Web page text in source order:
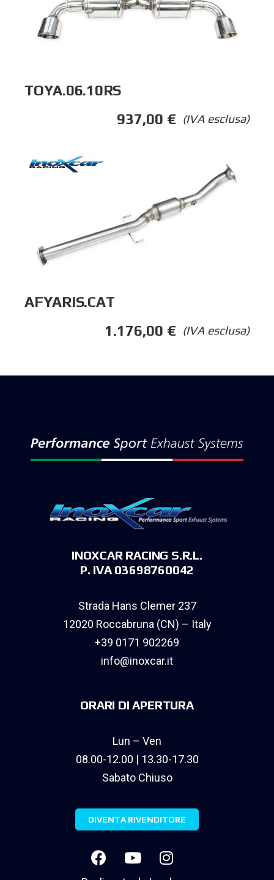
TOYA.06.10RS
(IVA esclusa)
937,00 €
AFYARIS.CAT
(IVA esclusa)
1.176,00 €
INOXCAR RACING S.R.L.
P. IVA 03698760042
Strada Hans Clemer 237
12020 Roccabruna (CN) – Italy
+39 0171 902269
info@inoxcar.it
ORARI DI APERTURA
Lun – Ven
08.00-12.00 | 13.30-17.30
Sabato Chiuso
DIVENTA RIVENDITORE